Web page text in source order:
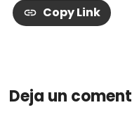
Copy Link
Deja un